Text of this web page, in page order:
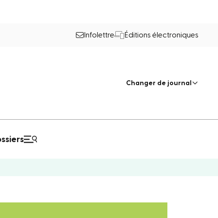
Infolettre Éditions électroniques
Changer de journal